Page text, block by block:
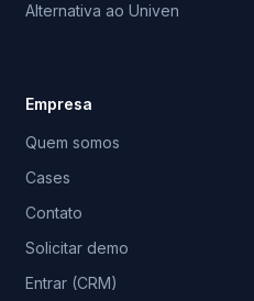
Alternativa ao Univen
Empresa
Quem somos
Cases
Contato
Solicitar demo
Entrar (CRM)